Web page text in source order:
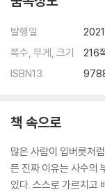
발행일
쪽수, 무게, 크기
216
ISBN13
책 속으로
많은 사람이 입버릇처
든 진짜 이유는 사수의
있다. 스스로 가르치고